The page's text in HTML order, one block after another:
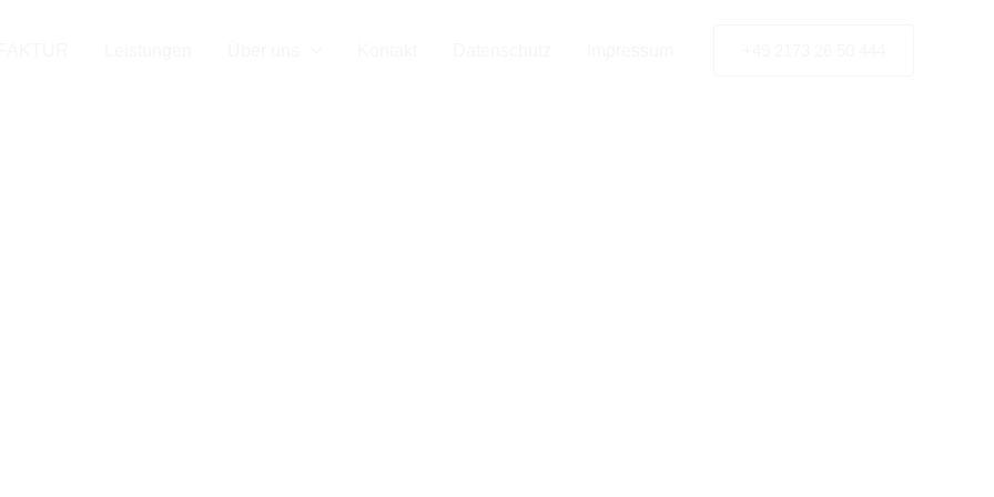
Messebau-